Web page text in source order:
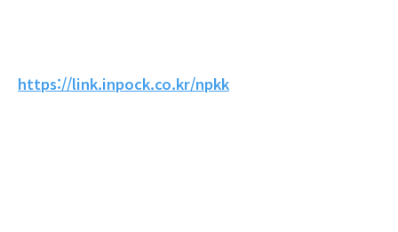
https://link.inpock.co.kr/npkk